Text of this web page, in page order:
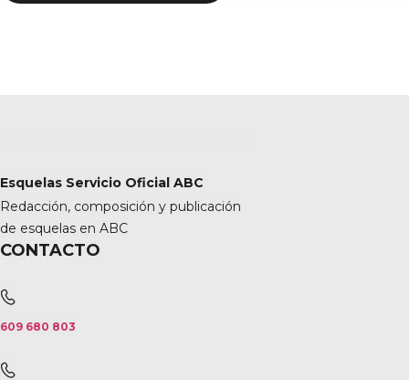
Esquelas Servicio Oficial ABC
Redacción, composición y publicación
de esquelas en ABC
CONTACTO
609 680 803